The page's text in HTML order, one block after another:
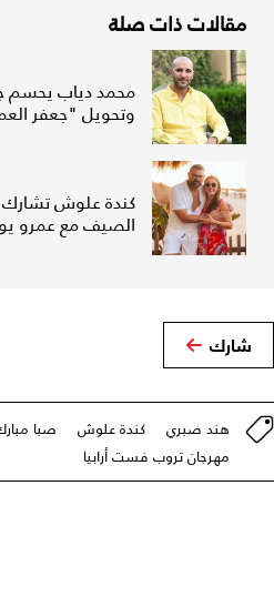
مقالات ذات صلة
وتحويل "جعفر
كندة علوش تشارك
الصيف مع عمرو
شارك
هند صبري كندة علوش صبا
مهرجان تروب فست أرابيا